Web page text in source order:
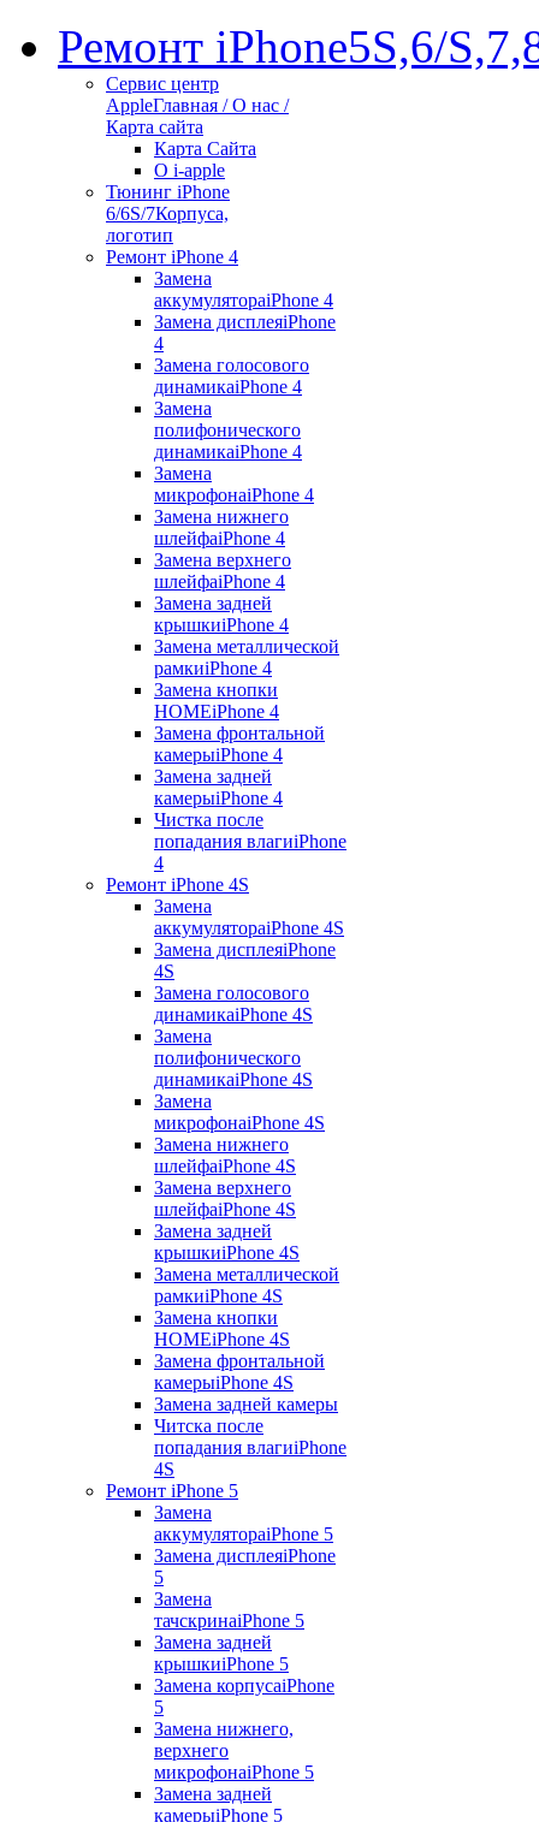
Ремонт iPhone5S,6/
Сервис центр
AppleГлавная / О нас /
Карта сайта
Карта Сайта
О i-apple
Тюнинг iPhone
6/6S/7Корпуса,
логотип
Ремонт iPhone 4
Замена
аккумулятораiPhone 4
Замена дисплеяiPhone
4
Замена голосового
динамикаiPhone 4
Замена
полифонического
динамикаiPhone 4
Замена
микрофонаiPhone 4
Замена нижнего
шлейфаiPhone 4
Замена верхнего
шлейфаiPhone 4
Замена задней
крышкиiPhone 4
Замена металлической
рамкиiPhone 4
Замена кнопки
HOMEiPhone 4
Замена фронтальной
камерыiPhone 4
Замена задней
камерыiPhone 4
Чистка после
попадания влагиiPhone
4
Ремонт iPhone 4S
Замена
аккумулятораiPhone 4S
Замена дисплеяiPhone
4S
Замена голосового
динамикаiPhone 4S
Замена
полифонического
динамикаiPhone 4S
Замена
микрофонаiPhone 4S
Замена нижнего
шлейфаiPhone 4S
Замена верхнего
шлейфаiPhone 4S
Замена задней
крышкиiPhone 4S
Замена металлической
рамкиiPhone 4S
Замена кнопки
HOMEiPhone 4S
Замена фронтальной
камерыiPhone 4S
Замена задней камеры
Читска после
попадания влагиiPhone
4S
Ремонт iPhone 5
Замена
аккумулятораiPhone 5
Замена дисплеяiPhone
5
Замена
тачскринаiPhone 5
Замена задней
крышкиiPhone 5
Замена корпусаiPhone
5
Замена нижнего,
верхнего
микрофонаiPhone 5
Замена задней
камерыiPhone 5